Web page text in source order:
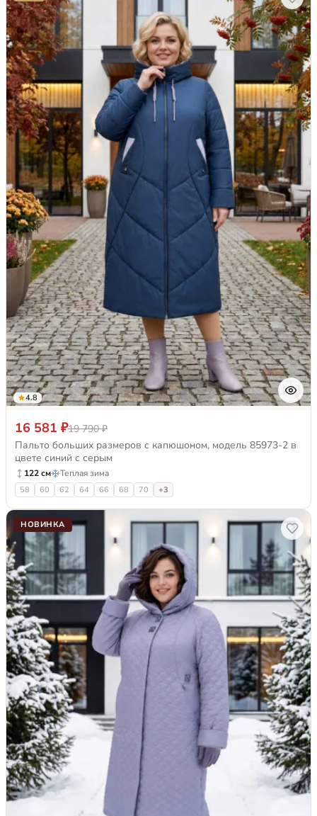
4.8
16 581 ₽19 790 ₽
Пальто больших размеров с капюшоном, модель 85973-2 в
цвете синий с серым
122 см Теплая зима
58 60 62 64 66 68 70 +3
НОВИНКА